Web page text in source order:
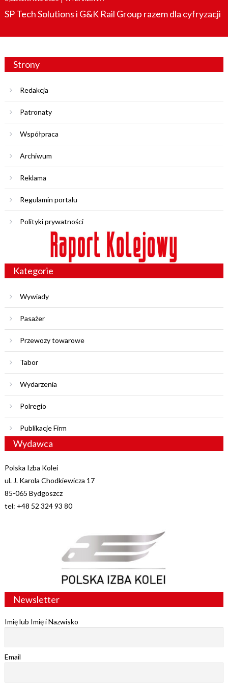
on
SP Tech Solutions i G&K Rail Group razem dla cyfryzacji
Strony
Redakcja
Patronaty
Współpraca
Archiwum
Reklama
Regulamin portalu
Polityki prywatności
Kategorie
Wywiady
Pasażer
Przewozy towarowe
Tabor
Wydarzenia
Polregio
Publikacje Firm
Wydawca
Polska Izba Kolei
ul. J. Karola Chodkiewicza 17
85-065 Bydgoszcz
tel: +48 52 324 93 80
Newsletter
Imię lub Imię i Nazwisko
Email